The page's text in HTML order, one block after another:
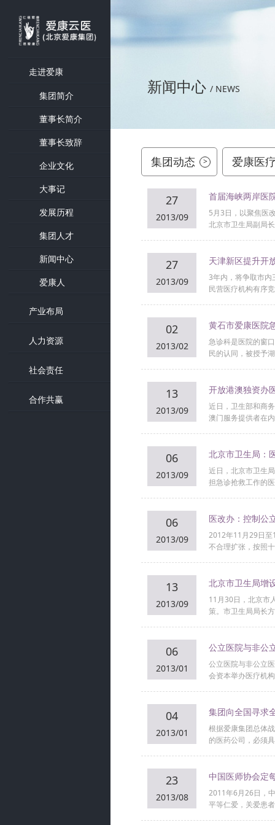
走进爱康
集团简介
董事长简介
董事长致辞
企业文化
大事记
发展历程
集团人才
新闻中心
爱康人
产业布局
人力资源
社会责任
合作共赢
新闻中心 / NEWS
集团动态 > 爱康医
27
2013/09
首届海峡两岸医
5月3日，以聚焦医
北京市卫生局副局
27
2013/09
天津新区提升开
3年内，将争取市内
民营医疗机构有序
02
2013/02
黄石市爱康医院
急诊科是医院的窗
民的认同，被授予
13
2013/09
开放港澳独资办
近日，卫生部和商
澳门服务提供者在
06
2013/09
北京市卫生局：
近日，北京市卫生
担急诊抢救工作的
06
2013/09
医改办：控制公
2012年11月29日至
不合理扩张，按照
13
2013/09
北京市卫生局增
11月30日，北京市
策。市卫生局局长
06
2013/01
公立医院与非公
公立医院与非公立
会资本举办医疗机
04
2013/01
集团向全国寻求
根据爱康集团总体
的医药公司，必须
23
2013/08
中国医师协会定
2011年6月26日，
平等仁爱，关爱患